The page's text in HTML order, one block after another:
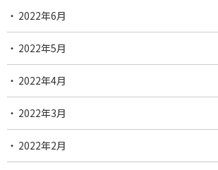
2022年6月
2022年5月
2022年4月
2022年3月
2022年2月